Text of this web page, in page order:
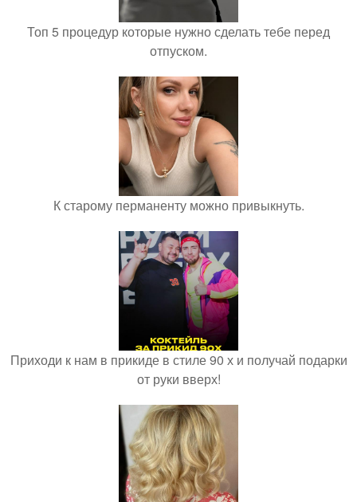
Топ 5 процедур которые нужно сделать тебе перед
отпуском.
К старому перманенту можно привыкнуть.
Приходи к нам в прикиде в стиле 90 х и получай подарки
от руки вверх!